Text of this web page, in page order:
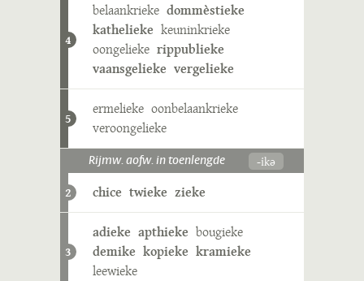
4
belaankrieke dommèstieke
kathelieke keuninkrieke
oongelieke rippublieke
vaansgelieke vergelieke
5
ermelieke oonbelaankrieke
veroongelieke
Rijmw. aofw. in toenlengde -ikə
2 chice twieke zieke
3
adieke apthieke bougieke
demike kopieke kramieke
leewieke